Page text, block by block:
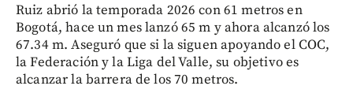
Ruiz abrió la temporada 2026 con 61 metros en
Bogotá, hace un mes lanzó 65 m y ahora alcanzó los
67.34 m. Aseguró que si la siguen apoyando el COC,
la Federación y la Liga del Valle, su objetivo es
alcanzar la barrera de los 70 metros.